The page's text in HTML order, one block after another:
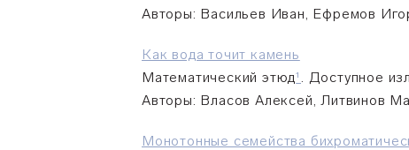
Авторы: Васильев Иван, Ефремов
Как вода точит камень
Математический этюд¹. Доступное
Авторы: Власов Алексей, Литвинов
Монотонные семейства